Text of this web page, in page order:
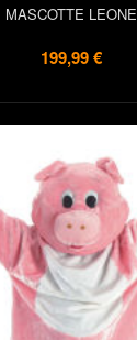
MASCOTTE LEONE
199,99 €